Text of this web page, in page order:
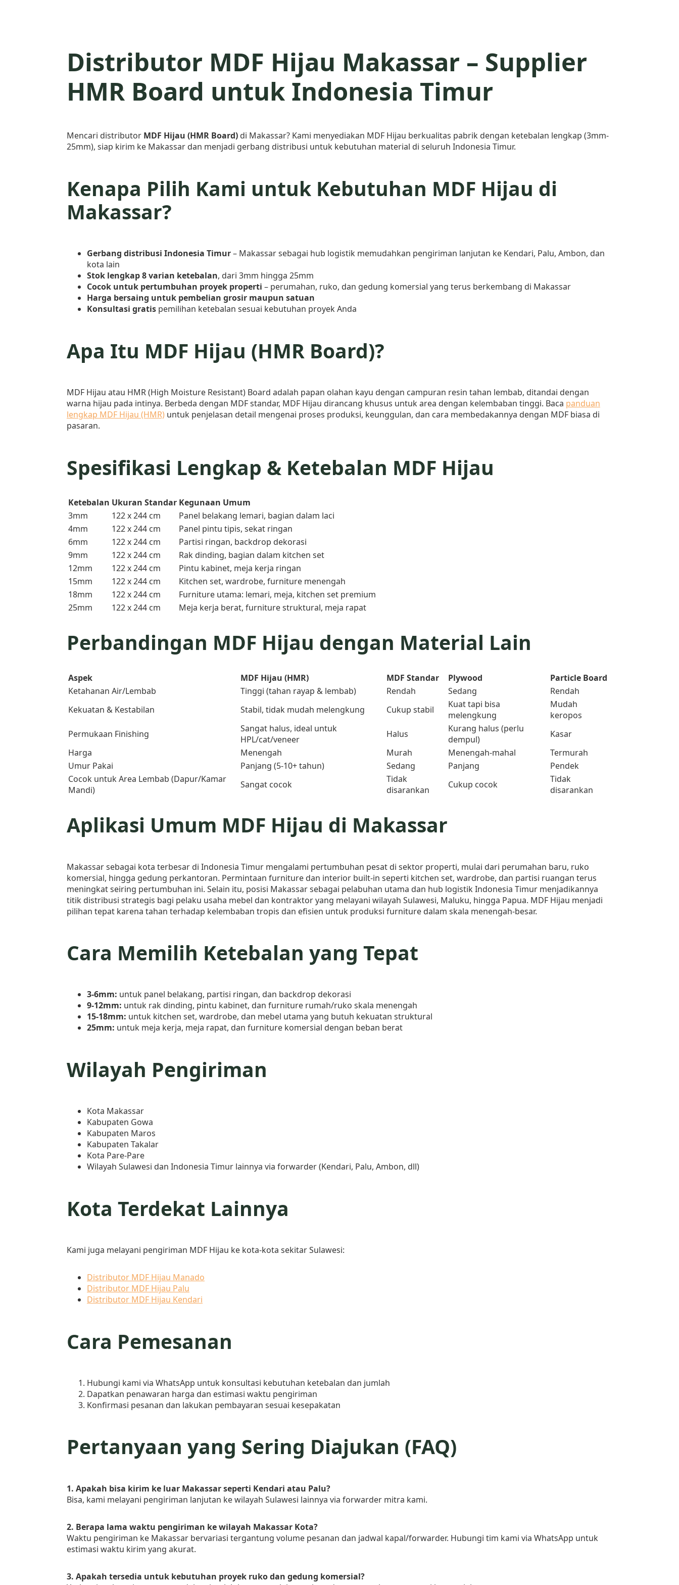
Distributor MDF Hijau Makassar – Supplier
HMR Board untuk Indonesia Timur
Mencari distributor MDF Hijau (HMR Board) di Makassar? Kami menyediakan MDF Hijau berkualitas pabrik dengan ketebalan lengkap (3mm-
25mm), siap kirim ke Makassar dan menjadi gerbang distribusi untuk kebutuhan material di seluruh Indonesia Timur.
Kenapa Pilih Kami untuk Kebutuhan MDF Hijau di
Makassar?
Gerbang distribusi Indonesia Timur– Makassar sebagai hub logistik memudahkan pengiriman lanjutan ke Kendari, Palu, Ambon, dan
kota lain
Stok lengkap 8 varian ketebalan, dari 3mm hingga 25mm
Cocok untuk pertumbuhan proyek properti – perumahan, ruko, dan gedung komersial yang terus berkembang di Makassar
Harga bersaing untuk pembelian grosir maupun satuan
Konsultasi gratis pemilihan ketebalan sesuai kebutuhan proyek Anda
Apa Itu MDF Hijau (HMR Board)?
MDF Hijau atau HMR (High Moisture Resistant) Board adalah papan olahan kayu dengan campuran resin tahan lembab, ditandai dengan
warna hijau pada intinya. Berbeda dengan MDF standar, MDF Hijau dirancang khusus untuk area dengan kelembaban tinggi. Baca panduan
lengkap MDF Hijau (HMR) untuk penjelasan detail mengenai proses produksi, keunggulan, dan cara membedakannya dengan MDF biasa di
pasaran.
Spesifikasi Lengkap & Ketebalan MDF Hijau
Ketebalan Ukuran Standar Kegunaan Umum
3mm
122 x 244 cm
Panel belakang lemari, bagian dalam laci
4mm
122 x 244 cm
Panel pintu tipis, sekat ringan
6mm
122 x 244 cm
Partisi ringan, backdrop dekorasi
9mm
122 x 244 cm
Rak dinding, bagian dalam kitchen set
12mm
122 x 244 cm
Pintu kabinet, meja kerja ringan
15mm
122 x 244 cm
Kitchen set, wardrobe, furniture menengah
18mm
122 x 244 cm
Furniture utama: lemari, meja, kitchen set premium
25mm
122 x 244 cm Meja kerja berat, furniture struktural, meja rapat
Perbandingan MDF Hijau dengan Material Lain
Aspek MDF Hijau (HMR) MDF Standar Plywood
Particle Board
Ketahanan Air/Lembab
Tinggi (tahan rayap & lembab) Rendah Sedang
Rendah
Kekuatan & Kestabilan
Stabil, tidak mudah melengkung Cukup stabil
Kuat tapi bisa
melengkung
Mudah
keropos
Permukaan Finishing
Sangat halus, ideal untuk
HPL/cat/veneer
Halus
Kurang halus (perlu
dempul)
Kasar
Harga
Menengah Murah Menengah-mahal
Termurah
Umur Pakai
Panjang (5-10+ tahun) Sedang Panjang
Pendek
Cocok untuk Area Lembab (Dapur/Kamar
Mandi)
Sangat cocok
Tidak
disarankan
Cukup cocok
Tidak
disarankan
Aplikasi Umum MDF Hijau di Makassar
Makassar sebagai kota terbesar di Indonesia Timur mengalami pertumbuhan pesat di sektor properti, mulai dari perumahan baru, ruko
komersial, hingga gedung perkantoran. Permintaan furniture dan interior built-in seperti kitchen set, wardrobe, dan partisi ruangan terus
meningkat seiring pertumbuhan ini. Selain itu, posisi Makassar sebagai pelabuhan utama dan hub logistik Indonesia Timur menjadikannya
titik distribusi strategis bagi pelaku usaha mebel dan kontraktor yang melayani wilayah Sulawesi, Maluku, hingga Papua. MDF Hijau menjadi
pilihan tepat karena tahan terhadap kelembaban tropis dan efisien untuk produksi furniture dalam skala menengah-besar.
Cara Memilih Ketebalan yang Tepat
3-6mm: untuk panel belakang, partisi ringan, dan backdrop dekorasi
9-12mm: untuk rak dinding, pintu kabinet, dan furniture rumah/ruko skala menengah
15-18mm: untuk kitchen set, wardrobe, dan mebel utama yang butuh kekuatan struktural
25mm: untuk meja kerja, meja rapat, dan furniture komersial dengan beban berat
Wilayah Pengiriman
Kota Makassar
Kabupaten Gowa
Kabupaten Maros
Kabupaten Takalar
Kota Pare-Pare
Wilayah Sulawesi dan Indonesia Timur lainnya via forwarder (Kendari, Palu, Ambon, dll)
Kota Terdekat Lainnya
Kami juga melayani pengiriman MDF Hijau ke kota-kota sekitar Sulawesi:
Distributor MDF Hijau Manado
Distributor MDF Hijau Palu
Distributor MDF Hijau Kendari
Cara Pemesanan
Hubungi kami via WhatsApp untuk konsultasi kebutuhan ketebalan dan jumlah
Dapatkan penawaran harga dan estimasi waktu pengiriman
Konfirmasi pesanan dan lakukan pembayaran sesuai kesepakatan
Pertanyaan yang Sering Diajukan (FAQ)
1. Apakah bisa kirim ke luar Makassar seperti Kendari atau Palu?
Bisa, kami melayani pengiriman lanjutan ke wilayah Sulawesi lainnya via forwarder mitra kami.
2. Berapa lama waktu pengiriman ke wilayah Makassar Kota?
Waktu pengiriman ke Makassar bervariasi tergantung volume pesanan dan jadwal kapal/forwarder. Hubungi tim kami via WhatsApp untuk
estimasi waktu kirim yang akurat.
3. Apakah tersedia untuk kebutuhan proyek ruko dan gedung komersial?